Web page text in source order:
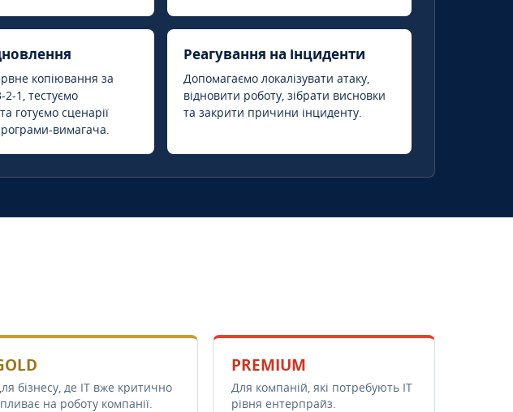
копіювання за
1, тестуємо
готуємо сценарії
вимагача.
Реагування на інциденти
Допомагаємо локалізувати атаку,
відновити роботу, зібрати висновки
та закрити причини інциденту.
бізнесу, де IT вже критично
на роботу компанії.
PREMIUM
Для компаній, які потребують ІТ
рівня ентерпрайз.